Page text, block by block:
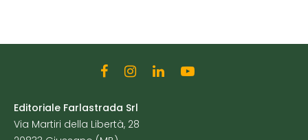
Editoriale Farlastrada Srl
Via Martiri della Libertà, 28